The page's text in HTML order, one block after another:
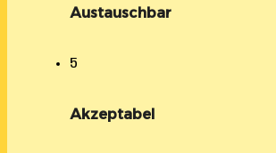
Austauschbar
5
Akzeptabel